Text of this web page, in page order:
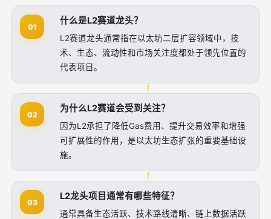
01
什么是L2赛道龙头？
L2赛道龙头通常指在以太坊二层扩容领域中，技
术、生态、流动性和市场关注度都处于领先位置的
代表项目。
02
为什么L2赛道会受到关注？
因为L2承担了降低Gas费用、提升交易效率和增强
可扩展性的作用，是以太坊生态扩张的重要基础设
施。
03
L2龙头项目通常有哪些特征？
通常具备生态活跃、技术路线清晰、链上数据活跃